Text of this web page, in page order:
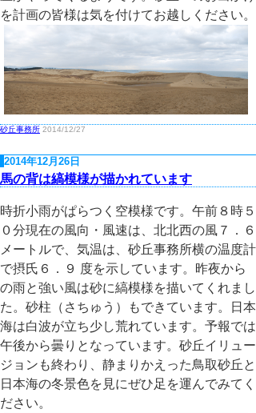
を計画の皆様は気を付けてお越しください。
砂丘事務所 2014/12/27
2014年12月26日
馬の背は縞模様が描かれています
時折小雨がぱらつく空模様です。午前８時５
０分現在の風向・風速は、北北西の風７．６
メートルで、気温は、砂丘事務所横の温度計
で摂氏６．９ 度を示しています。昨夜から
の雨と強い風は砂に縞模様を描いてくれまし
た。砂柱（さちゅう）もできています。日本
海は白波が立ち少し荒れています。予報では
午後から曇りとなっています。砂丘イリュー
ジョンも終わり、静まりかえった鳥取砂丘と
日本海の冬景色を見にぜひ足を運んでみてく
ださい。